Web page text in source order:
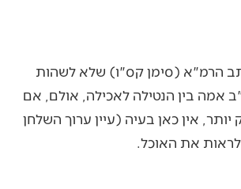
הרמ"א (סימן קס"ו) שלא לשהות
אמה בין הנטילה לאכילה, אולם, אם
אין כאן בעיה (עיין ערוך השלחן
לראות את האוכל.